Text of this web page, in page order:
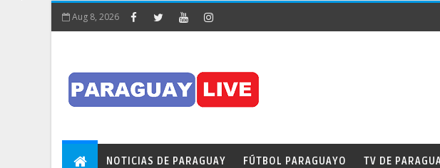
Aug 8, 2026
NOTICIAS DE PARAGUAY FÚTBOL PARAGUAYO TV DE